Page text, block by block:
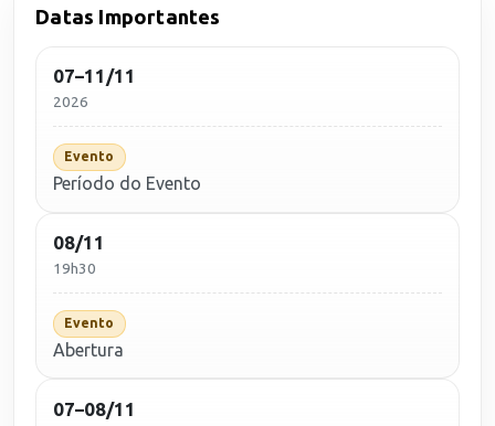
Datas Importantes
07–11/11
2026
Evento
Período do Evento
08/11
19h30
Evento
Abertura
07–08/11